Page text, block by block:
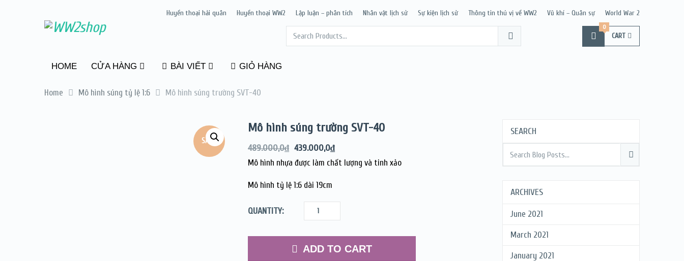
Huyền thoại hải quân Huyền thoại WW2 Lập luận – phân tích Nhân vật lịch sử Sự kiện lịch sử Thông tin thú vị về WW2 Vũ khí – Quân sự World War 2
CART
0
HOME CỬA HÀNG BÀI VIẾT GIỎ HÀNG
Home Mô hình súng tỷ lệ 1:6 Mô hình súng trường SVT-40
SALE!
Mô hình súng trường SVT-40
489.000,0₫ 439.000,0₫
Mô hình nhựa được làm chất lượng và tinh xảo
Mô hình tỷ lệ 1:6 dài 19cm
QUANTITY:
ADD TO CART
SEARCH
ARCHIVES
June 2021
March 2021
January 2021